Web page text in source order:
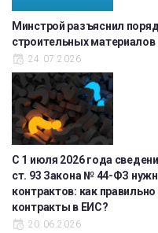
Минстрой разъяснил
строительных материалов
24.07.2026
С 1 июля 2026 года
ст. 93 Закона № 44-ФЗ
контрактов: как
контракты в ЕИС?
20.06.2026